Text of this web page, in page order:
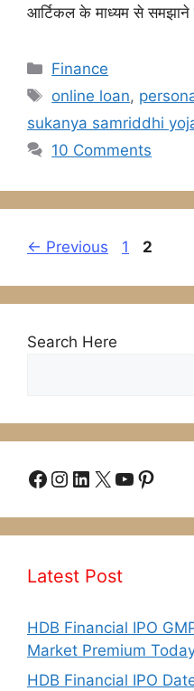
o
k
p
आर्टिकल के माध्यम से
Categories
Finance
Tags
online loan,
sukanya samriddhi
10 Comments
← Previous Page
1 Page
2
Search Here
Facebook
Instagram
LinkedIn
X YouTube
Latest Post
HDB Financial IPO
Market Premium
HDB Financial IPO